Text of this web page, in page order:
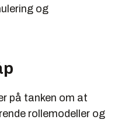
og
på tanken om at
rollemodeller og